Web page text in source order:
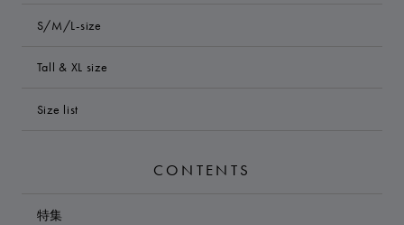
S/M/L-size
Tall & XL size
Size list
CONTENTS
特集